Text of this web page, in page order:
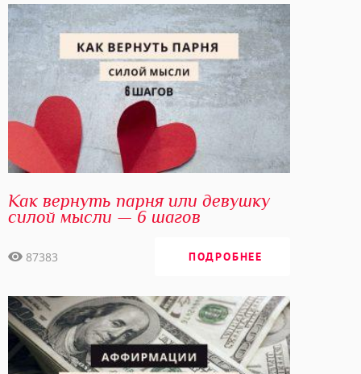
Мы обратимся к огромному накопленному годами
опыту авторов, ученых и учителей, чтобы взять у них
самое ценное и самое лучшее.
Изучайте Силу Мысли вместе со мной и вы получите в
этой жизни ВСЕ, что вы хотите!
С любовью, Елизавета Волкова
Как вернуть парня или девушку
силой мысли — 6 шагов
87383 ПОДРОБНЕЕ